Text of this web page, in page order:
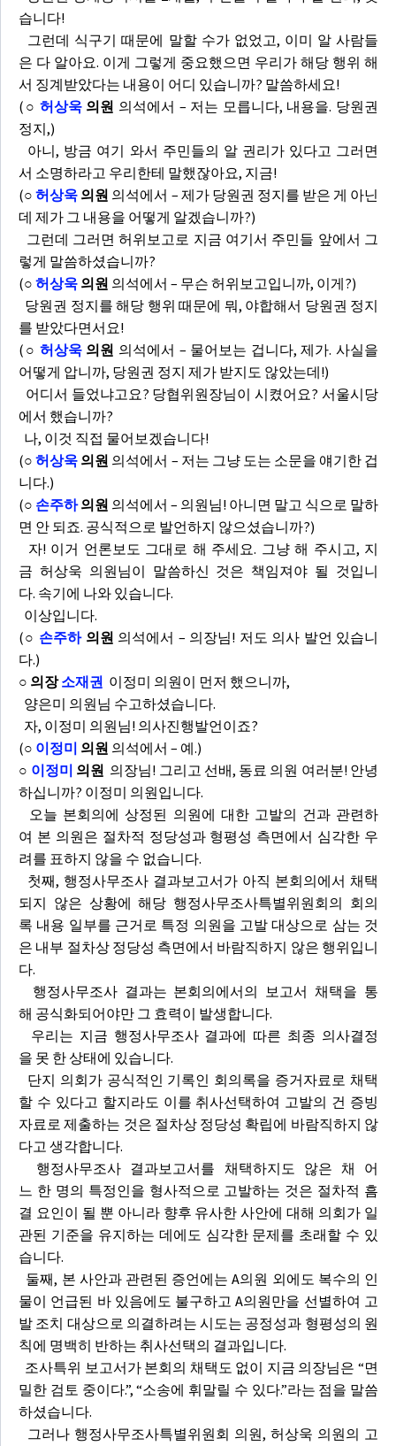
습니다!
그런데 식구기 때문에 말할 수가 없었고, 이미 알 사람들
은 다 알아요. 이게 그렇게 중요했으면 우리가 해당 행위 해
서 징계받았다는 내용이 어디 있습니까? 말씀하세요!
( ○ 허상욱의원 의석에서 – 저는 모릅니다, 내용을. 당원권
정지,)
아니, 방금 여기 와서 주민들의 알 권리가 있다고 그러면
서 소명하라고 우리한테 말했잖아요, 지금!
(○허상욱 의원 의석에서 – 제가 당원권 정지를 받은 게 아닌
데 제가 그 내용을 어떻게 알겠습니까?)
그런데 그러면 허위보고로 지금 여기서 주민들 앞에서 그
렇게 말씀하셨습니까?
(○ 허상욱 의원 의석에서 – 무슨 허위보고입니까, 이게?)
당원권 정지를 해당 행위 때문에 뭐, 야합해서 당원권 정지
를 받았다면서요!
( ○ 허상욱의원 의석에서 – 물어보는 겁니다, 제가. 사실을
어떻게 압니까, 당원권 정지 제가 받지도 않았는데!)
어디서 들었냐고요? 당협위원장님이 시켰어요? 서울시당
에서 했습니까?
나, 이것 직접 물어보겠습니다!
(○허상욱 의원 의석에서 – 저는 그냥 도는 소문을 얘기한 겁
니다.)
(○ 손주하의원 의석에서 – 의원님! 아니면 말고 식으로 말하
면 안 되죠. 공식적으로 발언하지 않으셨습니까?)
자! 이거 언론보도 그대로 해 주세요. 그냥 해 주시고, 지
금 허상욱 의원님이 말씀하신 것은 책임져야 될 것입니
다. 속기에 나와 있습니다.
이상입니다.
(○ 손주하의원 의석에서 – 의장님! 저도 의사 발언 있습니
다.)
○ 의장소재권 이정미 의원이 먼저 했으니까,
양은미 의원님 수고하셨습니다.
자, 이정미 의원님! 의사진행발언이죠?
(○ 이정미 의원 의석에서 – 예.)
○ 이정미 의원 의장님! 그리고 선배, 동료 의원 여러분! 안녕
하십니까? 이정미 의원입니다.
오늘 본회의에 상정된 의원에 대한 고발의 건과 관련하
여 본 의원은 절차적 정당성과 형평성 측면에서 심각한 우
려를 표하지 않을 수 없습니다.
첫째, 행정사무조사 결과보고서가 아직 본회의에서 채택
되지 않은 상황에 해당 행정사무조사특별위원회의 회의
록 내용 일부를 근거로 특정 의원을 고발 대상으로 삼는 것
은 내부 절차상 정당성 측면에서 바람직하지 않은 행위입니
다.
행정사무조사 결과는 본회의에서의 보고서 채택을 통
해 공식화되어야만 그 효력이 발생합니다.
우리는 지금 행정사무조사 결과에 따른 최종 의사결정
을 못 한 상태에 있습니다.
단지 의회가 공식적인 기록인 회의록을 증거자료로 채택
할 수 있다고 할지라도 이를 취사선택하여 고발의 건 증빙
자료로 제출하는 것은 절차상 정당성 확립에 바람직하지 않
다고 생각합니다.
행정사무조사 결과보고서를 채택하지도 않은 채 어
느 한 명의 특정인을 형사적으로 고발하는 것은 절차적 흠
결 요인이 될 뿐 아니라 향후 유사한 사안에 대해 의회가 일
관된 기준을 유지하는 데에도 심각한 문제를 초래할 수 있
습니다.
둘째, 본 사안과 관련된 증언에는 A의원 외에도 복수의 인
물이 언급된 바 있음에도 불구하고 A의원만을 선별하여 고
발 조치 대상으로 의결하려는 시도는 공정성과 형평성의 원
칙에 명백히 반하는 취사선택의 결과입니다.
조사특위 보고서가 본회의 채택도 없이 지금 의장님은 “면
밀한 검토 중이다.”, “소송에 휘말릴 수 있다.”라는 점을 말씀
하셨습니다.
그러나 행정사무조사특별위원회 의원, 허상욱 의원의 고